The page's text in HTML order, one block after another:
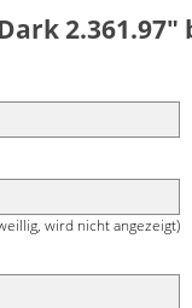
wird nicht angezeigt)